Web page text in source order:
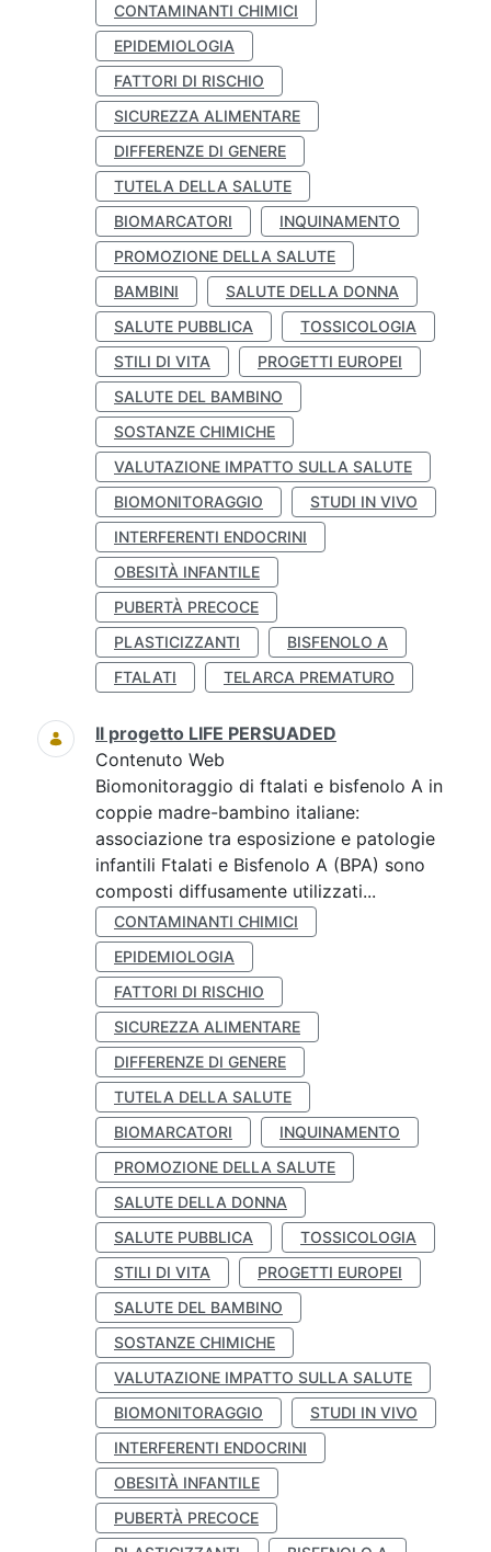
CONTAMINANTI CHIMICI
EPIDEMIOLOGIA
FATTORI DI RISCHIO
SICUREZZA ALIMENTARE
DIFFERENZE DI GENERE
TUTELA DELLA SALUTE
BIOMARCATORI
INQUINAMENTO
PROMOZIONE DELLA SALUTE
BAMBINI
SALUTE DELLA DONNA
SALUTE PUBBLICA
TOSSICOLOGIA
STILI DI VITA
PROGETTI EUROPEI
SALUTE DEL BAMBINO
SOSTANZE CHIMICHE
VALUTAZIONE IMPATTO SULLA SALUTE
BIOMONITORAGGIO
STUDI IN VIVO
INTERFERENTI ENDOCRINI
OBESITÀ INFANTILE
PUBERTÀ PRECOCE
PLASTICIZZANTI
BISFENOLO A
FTALATI
TELARCA PREMATURO
Il progetto LIFE PERSUADED
Contenuto Web
Biomonitoraggio di ftalati e bisfenolo A in
coppie madre-bambino italiane:
associazione tra esposizione e patologie
infantili Ftalati e Bisfenolo A (BPA) sono
composti diffusamente utilizzati...
CONTAMINANTI CHIMICI
EPIDEMIOLOGIA
FATTORI DI RISCHIO
SICUREZZA ALIMENTARE
DIFFERENZE DI GENERE
TUTELA DELLA SALUTE
BIOMARCATORI
INQUINAMENTO
PROMOZIONE DELLA SALUTE
SALUTE DELLA DONNA
SALUTE PUBBLICA
TOSSICOLOGIA
STILI DI VITA
PROGETTI EUROPEI
SALUTE DEL BAMBINO
SOSTANZE CHIMICHE
VALUTAZIONE IMPATTO SULLA SALUTE
BIOMONITORAGGIO
STUDI IN VIVO
INTERFERENTI ENDOCRINI
OBESITÀ INFANTILE
PUBERTÀ PRECOCE